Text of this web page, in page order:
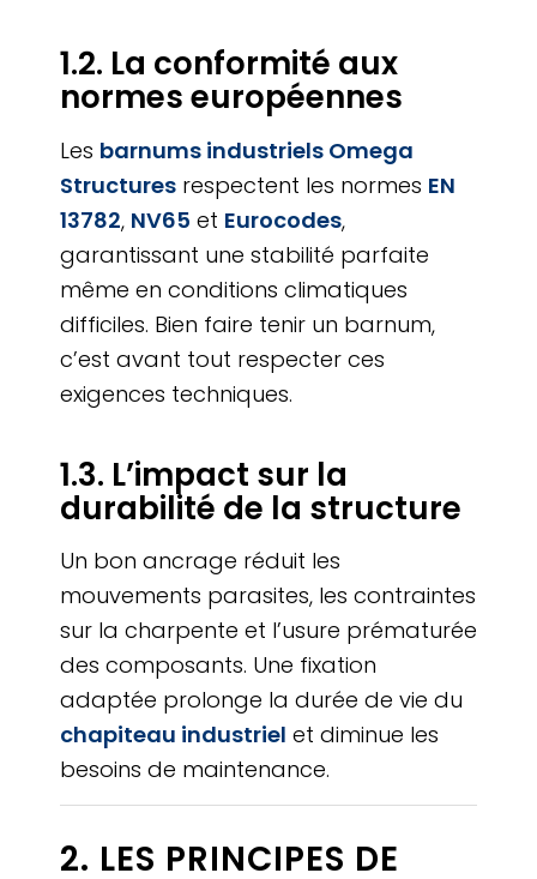
1.2. La conformité aux
normes européennes
Les barnums industriels Omega
Structures respectent les normes EN
13782, NV65 et Eurocodes,
garantissant une stabilité parfaite
même en conditions climatiques
difficiles. Bien faire tenir un barnum,
c’est avant tout respecter ces
exigences techniques.
1.3. L’impact sur la
durabilité de la structure
Un bon ancrage réduit les
mouvements parasites, les contraintes
sur la charpente et l’usure prématurée
des composants. Une fixation
adaptée prolonge la durée de vie du
chapiteau industriel et diminue les
besoins de maintenance.
2. LES PRINCIPES DE